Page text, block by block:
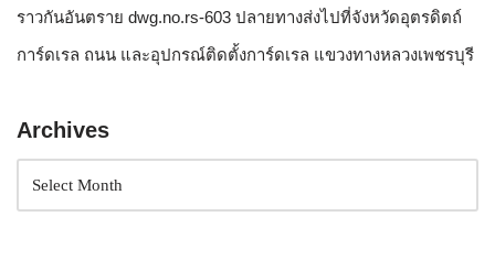
ราวกันอันตราย dwg.no.rs-603 ปลายทางส่งไปที่จังหวัดอุตรดิตถ์
การ์ดเรล ถนน และอุปกรณ์ติดตั้งการ์ดเรล แขวงทางหลวงเพชรบุรี
Archives